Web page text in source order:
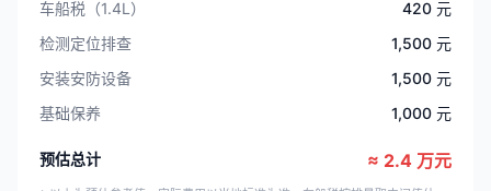
车船税（1.4L）
420 元
检测定位排查
1,500 元
安装安防设备
1,500 元
基础保养
1,000 元
预估总计 ≈ 2.4 万元